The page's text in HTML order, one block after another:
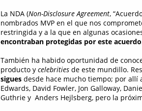
La NDA (Non-Disclosure Agreement,
nombrados MVP en el que nos
restringida y a la que en algunas
encontraban protegidas por este acuerdo
También ha habido oportunidad de
producto y celebritiesde este mundillo.
siguesdesde hace mucho tiempo; por allí
Edwards, David Fowler, Jon Galloway,
Guthrie y Anders Hejlsberg, pero la